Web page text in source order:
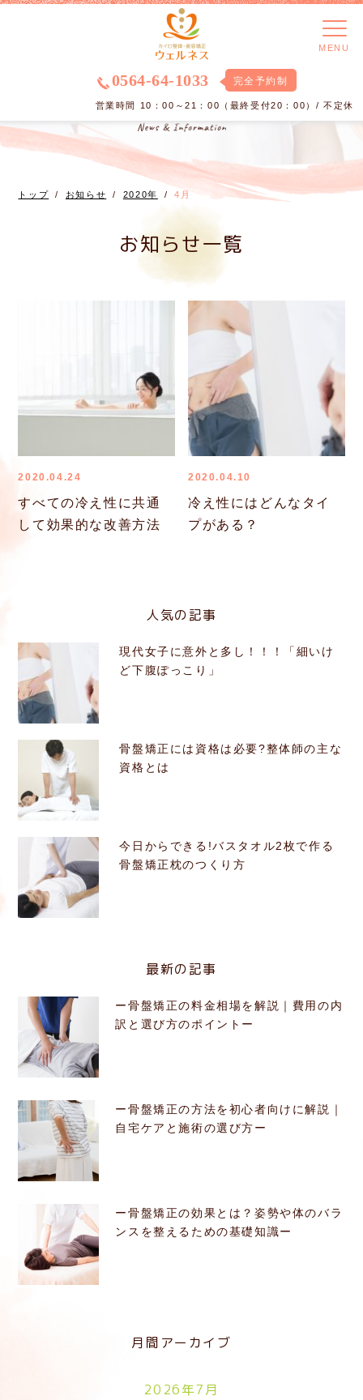
MENU
0564-64-1033 完全予約制
営業時間 10：00～21：00（最終受付20：00）/ 不定休
トップ お知らせ 2020年 4月
お知らせ一覧
2020.04.24
すべての冷え性に共通
して効果的な改善方法
2020.04.10
冷え性にはどんなタイ
プがある？
人気の記事
現代女子に意外と多し！！！「細いけ
ど下腹ぽっこり」
骨盤矯正には資格は必要?整体師の主な
資格とは
今日からできる!バスタオル2枚で作る
骨盤矯正枕のつくり方
最新の記事
ー骨盤矯正の料金相場を解説｜費用の内
訳と選び方のポイントー
ー骨盤矯正の方法を初心者向けに解説｜
自宅ケアと施術の選び方ー
ー骨盤矯正の効果とは？姿勢や体のバラ
ンスを整えるための基礎知識ー
月間アーカイブ
2026年7月